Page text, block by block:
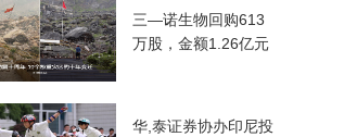
三—诺生物回购613
万股，金额1.26亿元
华,泰证券协办印尼投